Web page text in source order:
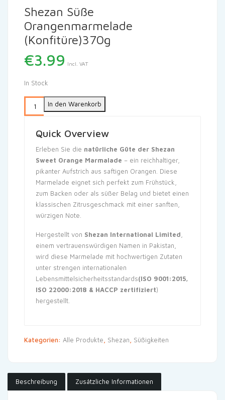
Shezan Süße
Orangenmarmelade
(Konfitüre)370g
€3.99 Incl. VAT
In Stock
In den Warenkorb
Quick Overview
Erleben Sie die natürliche Güte der Shezan
Sweet Orange Marmalade – ein reichhaltiger,
pikanter Aufstrich aus saftigen Orangen. Diese
Marmelade eignet sich perfekt zum Frühstück,
zum Backen oder als süßer Belag und bietet einen
klassischen Zitrusgeschmack mit einer sanften,
würzigen Note.
Hergestellt von Shezan International Limited
einem vertrauenswürdigen Namen in Pakistan,
wird diese Marmelade mit hochwertigen Zutaten
unter strengen internationalen
Lebensmittelsicherheitsstandards(ISO 9001:2015,
ISO 22000:2018 & HACCP zertifiziert)
hergestellt.
Kategorien: Alle Produkte Shezan Süßigkeiten
Beschreibung Zusätzliche Informationen